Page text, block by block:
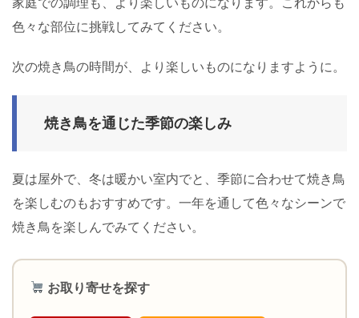
色々な部位に挑戦してみてください。
次の焼き鳥の時間が、より楽しいものになりますように。
焼き鳥を通じた季節の楽しみ
夏は屋外で、冬は暖かい室内でと、季節に合わせて焼き鳥
を楽しむのもおすすめです。一年を通して色々なシーンで
焼き鳥を楽しんでみてください。
お取り寄せを探す